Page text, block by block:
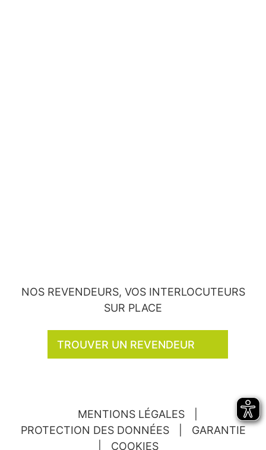
NOS REVENDEURS, VOS INTERLOCUTEURS
SUR PLACE
TROUVER UN REVENDEUR
MENTIONS LÉGALES
PROTECTION DES DONNÉES
GARANTIE
COOKIES